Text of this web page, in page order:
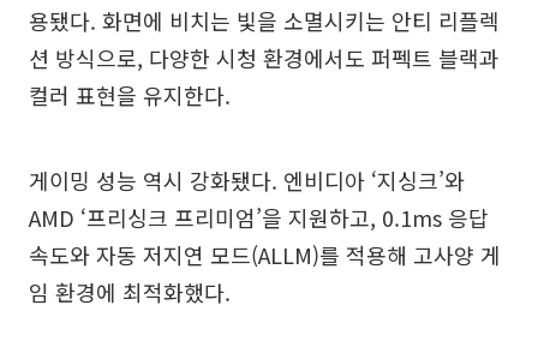
용됐다. 화면에 비치는 빛을 소멸시키는 안티 리플렉
션 방식으로, 다양한 시청 환경에서도 퍼펙트 블랙과
컬러 표현을 유지한다.
게이밍 성능 역시 강화됐다. 엔비디아 ‘지싱크’와
AMD ‘프리싱크 프리미엄’을 지원하고, 0.1ms 응답
속도와 자동 저지연 모드(ALLM)를 적용해 고사양 게
임 환경에 최적화했다.